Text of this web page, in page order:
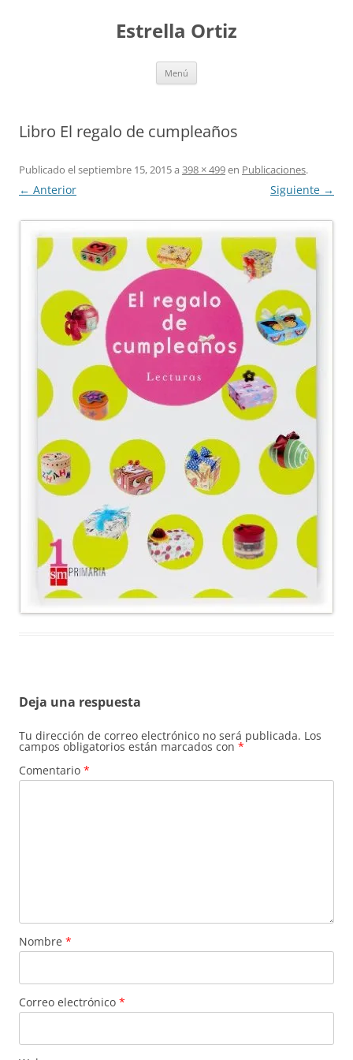
Estrella Ortiz
Menú
Libro El regalo de cumpleaños
Publicado elseptiembre 15, 2015a 398 × 499en Publicaciones.
← Anterior Siguiente →
Deja una respuesta
Tu dirección de correo electrónico no será publicada. Los
campos obligatorios están marcados con *
Comentario *
Nombre *
Correo electrónico *